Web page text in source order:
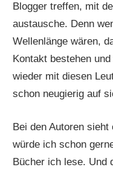
Blogger treffen, mit
austausche. Denn
Wellenlänge wären,
Kontakt bestehen
wieder mit diesen
schon neugierig auf
Bei den Autoren
würde ich schon
Bücher ich lese. Und